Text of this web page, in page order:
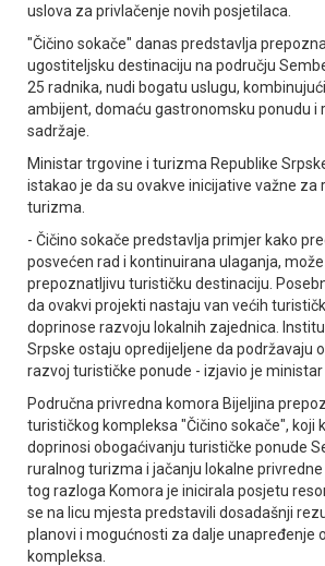
uslova za privlačenje novih posjetilaca.
"Čičino sokače" danas predstavlja
ugostiteljsku destinaciju na području
25 radnika, nudi bogatu uslugu,
ambijent, domaću gastronomsku ponudu i
sadržaje.
Ministar trgovine i turizma Republike
istakao je da su ovakve inicijative važne za
turizma.
- Čičino sokače predstavlja primjer kako
posvećen rad i kontinuirana ulaganja,
prepoznatljivu turističku destinaciju.
da ovakvi projekti nastaju van većih
doprinose razvoju lokalnih zajednica.
Srpske ostaju opredijeljene da podržavaju
razvoj turističke ponude - izjavio je ministar
Područna privredna komora Bijeljina
turističkog kompleksa "Čičino sokače", koji
doprinosi obogaćivanju turističke ponude
ruralnog turizma i jačanju lokalne
tog razloga Komora je inicirala posjetu
se na licu mjesta predstavili dosadašnji
planovi i mogućnosti za dalje unapređenje
kompleksa.